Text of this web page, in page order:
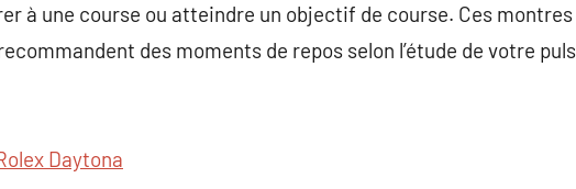
à une course ou atteindre un objectif de course. Ces
des moments de repos selon l’étude de votre
Daytona